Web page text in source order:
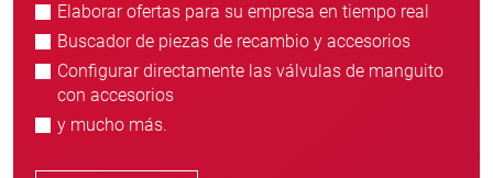
Elaborar ofertas para su empresa en tiempo real
Buscador de piezas de recambio y accesorios
Configurar directamente las válvulas de manguito
con accesorios
y mucho más.